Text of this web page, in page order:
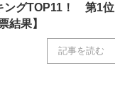
ングTOP11！ 第1位
結果】
記事を読む